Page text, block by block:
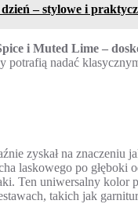
– stylowe i
i Muted Lime –
nadać
zyskał na znaczeniu
laskowego po
Ten uniwersalny kolor
takich jak